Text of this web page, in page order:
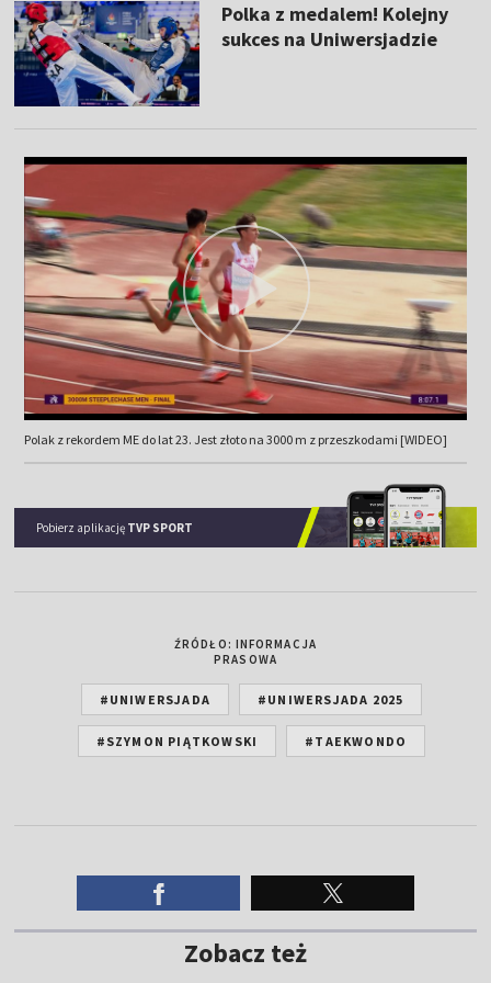
Polka z medalem! Kolejny
sukces na Uniwersjadzie
Polak z rekordem ME do lat 23. Jest złoto na 3000 m z przeszkodami [WIDEO]
Pobierz aplikację TVP SPORT
ŹRÓDŁO: INFORMACJA
PRASOWA
#UNIWERSJADA #UNIWERSJADA 2025
#SZYMON PIĄTKOWSKI #TAEKWONDO
Zobacz też